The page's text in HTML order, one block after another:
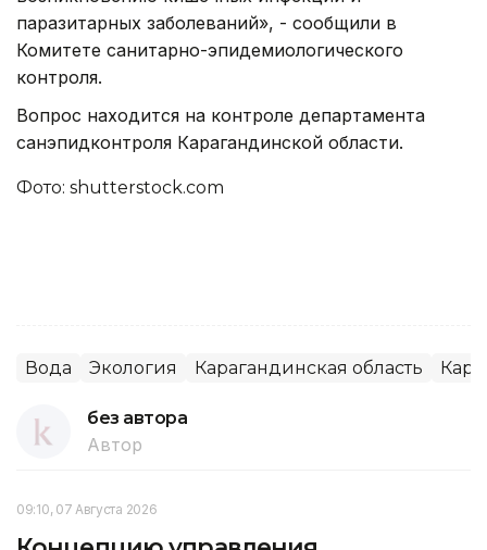
паразитарных заболеваний», - сообщили в
Комитете санитарно-эпидемиологического
контроля.
Вопрос находится на контроле департамента
санэпидконтроля Карагандинской области.
Фото: shutterstock.com
Вода Экология Карагандинская область
без автора
Автор
09:10, 07 Августа 2026